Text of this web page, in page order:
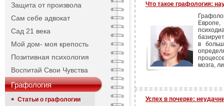
Защита от произвола
Сам себе адвокат
Сад 21 века
Мой дом- моя крепость
Позитивная психология
Воспитай Свои Чувства
Графология
Статьи о графологии
Что такое графология:
в
мозга,
Успех в почерке: